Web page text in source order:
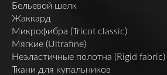
Бельевой шелк
Жаккард
Микрофибра (Tricot classic)
Мягкие (Ultrafine)
Неэластичные полотна (Rigid fabric)
Ткани для купальников